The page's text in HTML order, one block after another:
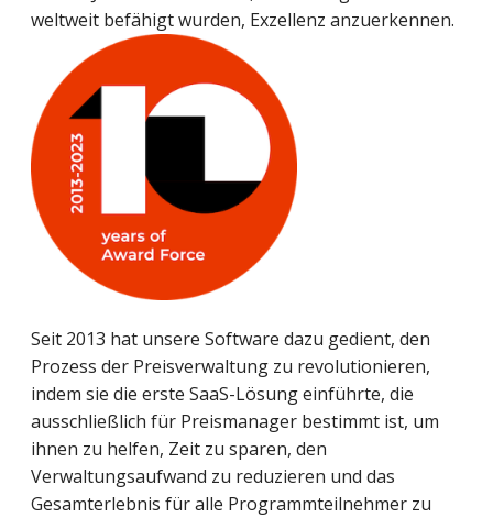
weltweit befähigt wurden, Exzellenz anzuerkennen.
Seit 2013 hat unsere Software dazu gedient, den
Prozess der Preisverwaltung zu revolutionieren,
indem sie die erste SaaS-Lösung einführte, die
ausschließlich für Preismanager bestimmt ist, um
ihnen zu helfen, Zeit zu sparen, den
Verwaltungsaufwand zu reduzieren und das
Gesamterlebnis für alle Programmteilnehmer zu